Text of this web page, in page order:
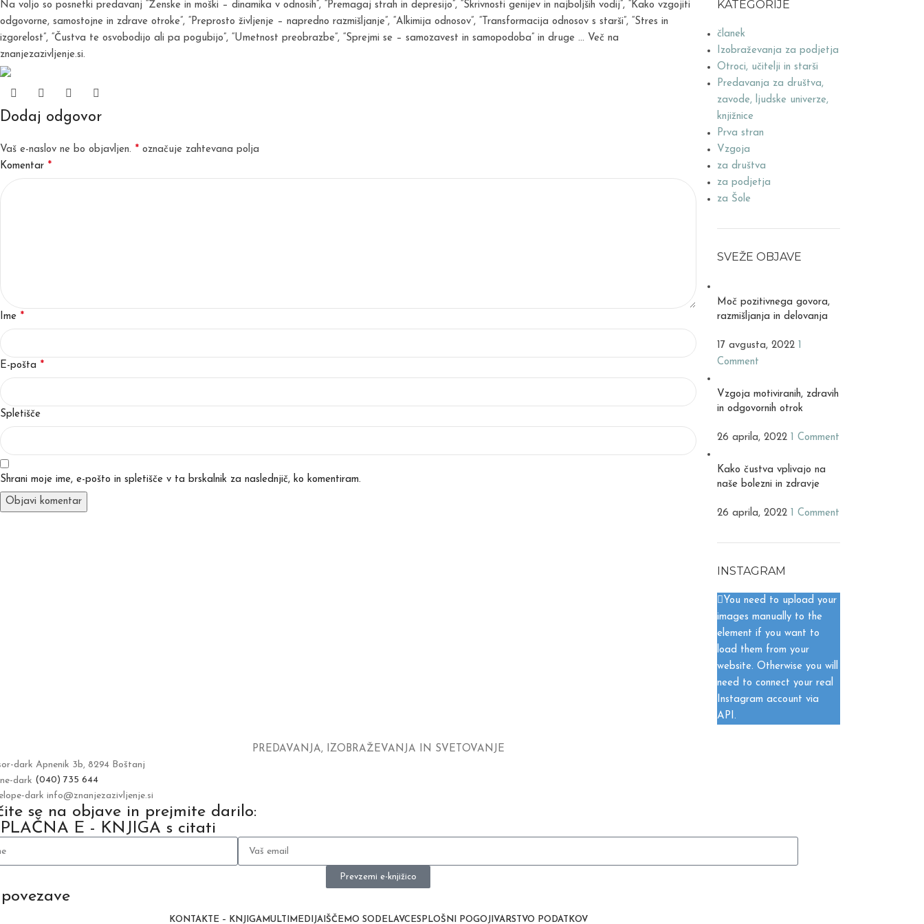
Na voljo so posnetki predavanj “Ženske in moški – dinamika v odnosih”, “Premagaj strah in depresijo”, “Skrivnosti genijev in najboljših vodij”, “Kako vzgojiti
odgovorne, samostojne in zdrave otroke”, “Preprosto življenje – napredno razmišljanje”, “Alkimija odnosov”, “Transformacija odnosov s starši”, “Stres in
izgorelost”, “Čustva te osvobodijo ali pa pogubijo”, “Umetnost preobrazbe”, “Sprejmi se – samozavest in samopodoba” in druge … Več na
znanjezazivljenje.si.
Dodaj odgovor
Vaš e-naslov ne bo objavljen. * označuje zahtevana polja
Komentar *
Ime *
E-pošta *
Spletišče
Shrani moje ime, e-pošto in spletišče v ta brskalnik za naslednjič, ko komentiram.
KATEGORIJE
članek
Izobraževanja za podjetja
Otroci, učitelji in starši
Predavanja za društva,
zavode, ljudske univerze,
knjižnice
Prva stran
Vzgoja
za društva
za podjetja
za Šole
SVEŽE OBJAVE
Moč pozitivnega govora,
razmišljanja in delovanja
17 avgusta, 2022 1
Comment
Vzgoja motiviranih, zdravih
in odgovornih otrok
26 aprila, 2022 1 Comment
Kako čustva vplivajo na
naše bolezni in zdravje
26 aprila, 2022 1 Comment
INSTAGRAM
You need to upload your
images manually to the
element if you want to
load them from your
website. Otherwise you will
need to connect your real
Instagram account via
API.
PREDAVANJA, IZOBRAŽEVANJA IN SVETOVANJE
Apnenik 3b, 8294 Boštanj
(040) 735 644
info@znanjezazivljenje.si
se na objave in prejmite darilo:
E - KNJIGA s citati
Prevzemi e-knjižico
KONTAKT E – KNJIGAMULTIMEDIJAIŠČEMO SODELAVCESPLOŠNI POGOJI VARSTVO PODATKOV